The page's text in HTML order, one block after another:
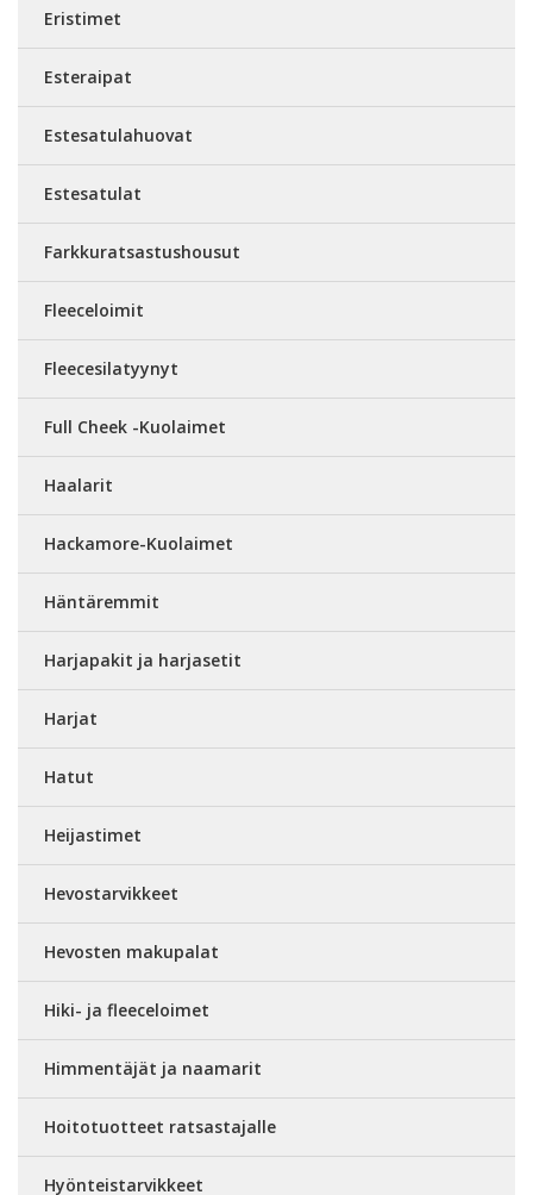
Eristimet
Esteraipat
Estesatulahuovat
Estesatulat
Farkkuratsastushousut
Fleeceloimit
Fleecesilatyynyt
Full Cheek -Kuolaimet
Haalarit
Hackamore-Kuolaimet
Häntäremmit
Harjapakit ja harjasetit
Harjat
Hatut
Heijastimet
Hevostarvikkeet
Hevosten makupalat
Hiki- ja fleeceloimet
Himmentäjät ja naamarit
Hoitotuotteet ratsastajalle
Hyönteistarvikkeet